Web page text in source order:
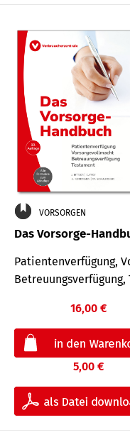
VORSORGEN
Das Vorsorge-
Patientenverfügung,
Betreuungsverfügung,
16,00 €
5,00 €